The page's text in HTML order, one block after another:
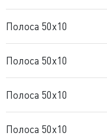
Полоса 50x10
Полоса 50x10
Полоса 50x10
Полоса 50x10